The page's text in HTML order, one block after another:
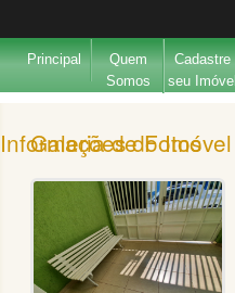
Principal
Quem
Somos
Cadastre
seu Imóvel
Informações do Imóvel
Galeria de Fotos